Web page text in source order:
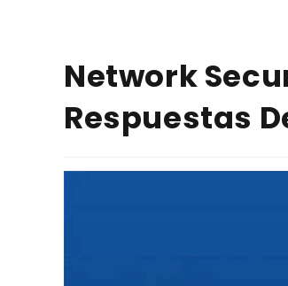
Network
Respuestas